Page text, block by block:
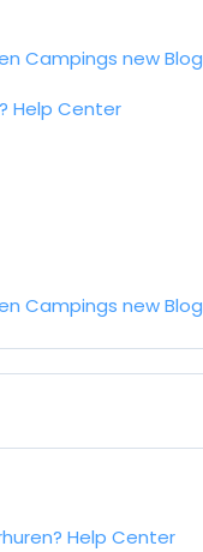
Campings newBlog
Help Center
Campings newBlog
Help Center